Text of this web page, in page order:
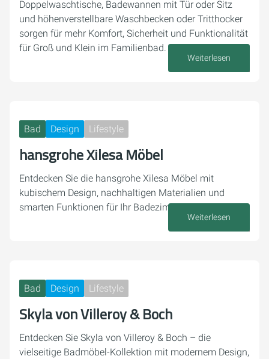
Doppelwaschtische, Badewannen mit Tür oder Sitz
und höhenverstellbare Waschbecken oder Tritthocker
sorgen für mehr Komfort, Sicherheit und Funktionalität
für Groß und Klein im Familienbad.
Weiterlesen
Bad Design Lifestyle
hansgrohe Xilesa Möbel
Entdecken Sie die hansgrohe Xilesa Möbel mit
kubischem Design, nachhaltigen Materialien und
smarten Funktionen für Ihr Badezimme
Weiterlesen
Bad Design Lifestyle
Skyla von Villeroy & Boch
Entdecken Sie Skyla von Villeroy & Boch – die
vielseitige Badmöbel-Kollektion mit modernem Design,